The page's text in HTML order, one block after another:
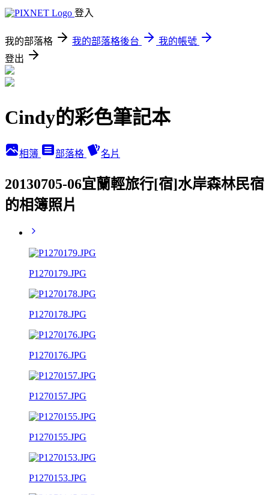
登入
我的部落格 我的部落格後台
我的帳號
登出
Cindy的彩色筆記本
相簿 部落格 名片
20130705-06宜蘭輕旅行[宿]水岸森林民宿
的相簿照片
P1270179.JPG
P1270178.JPG
P1270176.JPG
P1270157.JPG
P1270155.JPG
P1270153.JPG